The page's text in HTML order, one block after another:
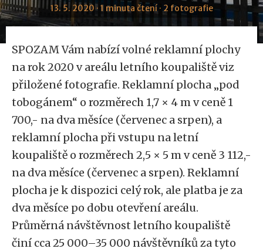
13. 5. 2020 · 1 minuta čtení · 2 fotografie
SPOZAM Vám nabízí volné reklamní plochy
na rok 2020 v areálu letního koupaliště viz
přiložené fotografie. Reklamní plocha „pod
tobogánem“ o rozměrech 1,7 × 4 m v ceně 1
700,- na dva měsíce (červenec a srpen), a
reklamní plocha při vstupu na letní
koupaliště o rozměrech 2,5 × 5 m v ceně 3 112,-
na dva měsíce (červenec a srpen). Reklamní
plocha je k dispozici celý rok, ale platba je za
dva měsíce po dobu otevření areálu.
Průměrná návštěvnost letního koupaliště
činí cca 25 000–35 000 návštěvníků za tyto